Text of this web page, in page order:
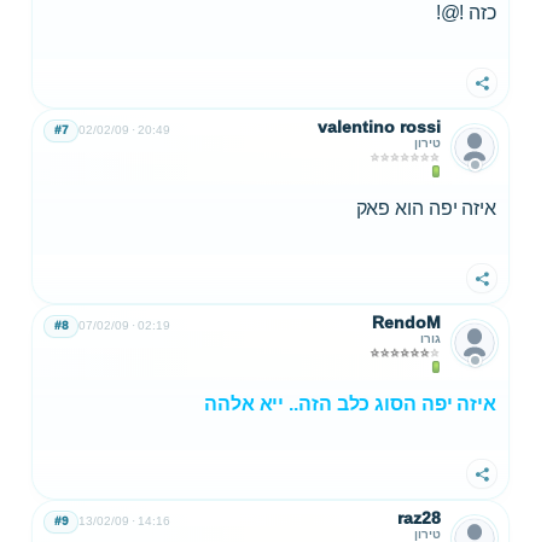
כזה !@!
שתף
valentino rossi
טירון
02/02/09 20:49
#7
איזה יפה הוא פאק
שתף
RendoM
גורו
07/02/09 02:19
#8
איזה יפה הסוג כלב הזה.. ייא אלהה
שתף
raz28
טירון
13/02/09 14:16
#9